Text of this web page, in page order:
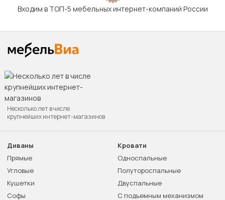
Входим в ТОП-5 мебельных интернет-компаний России
Несколько лет в числе
крупнейших интернет-магазинов
Диваны
Прямые
Угловые
Кушетки
Софы
Кровати
Односпальные
Полутороспальные
Двуспальные
С подъемным механизмом